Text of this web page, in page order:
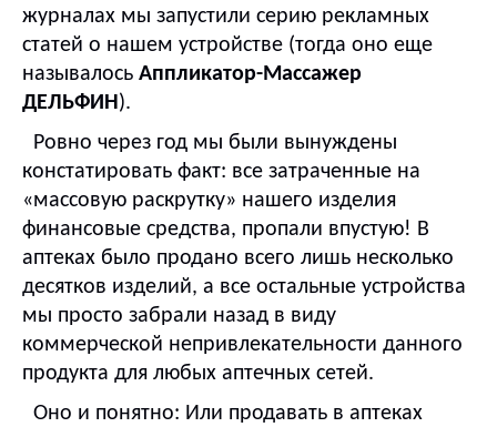
журналах мы запустили серию рекламных
статей о нашем устройстве (тогда оно еще
называлось Аппликатор-Массажер
ДЕЛЬФИН ).
Ровно через год мы были вынуждены
констатировать факт: все затраченные на
«массовую раскрутку» нашего изделия
финансовые средства, пропали впустую! В
аптеках было продано всего лишь несколько
десятков изделий, а все остальные устройства
мы просто забрали назад в виду
коммерческой непривлекательности данного
продукта для любых аптечных сетей.
Оно и понятно: Или продавать в аптеках